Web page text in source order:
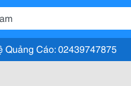
Quảng Cáo: 02439747875